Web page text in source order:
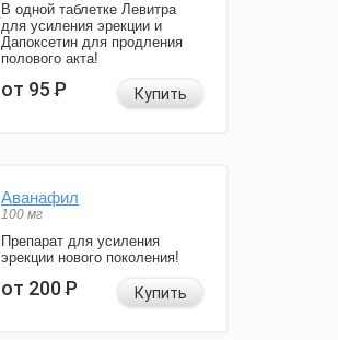
В одной таблетке Левитра
для усиления эрекции и
Дапоксетин для продления
полового акта!
от 95Р Купить
Аванафил
100 мг
Препарат для усиления
эрекции нового поколения!
от 200Р Купить